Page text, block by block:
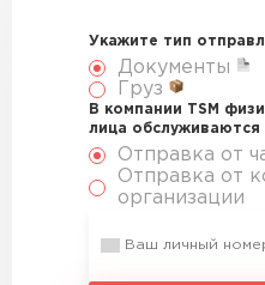
Укажите тип
Документы
Груз
В компании TSM
лица обслуживаются
Отправка от
Отправка от
организации